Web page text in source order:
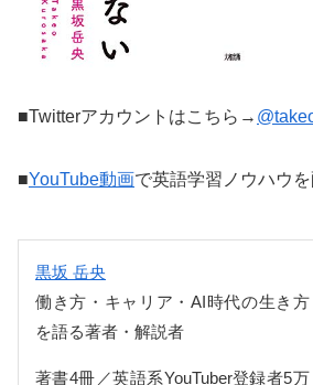
■Twitterアカウントはこちら→
■YouTube動画で英語学習ノウハウを
黒坂 岳央
働き方・キャリア・AI時代の生き方
を語る著者・解説者
著書4冊／英語系YouTuber登録者5万